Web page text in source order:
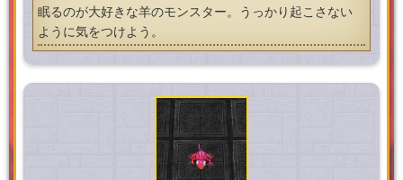
眠るのが大好きな羊のモンスター。うっかり起こさない
ように気をつけよう。